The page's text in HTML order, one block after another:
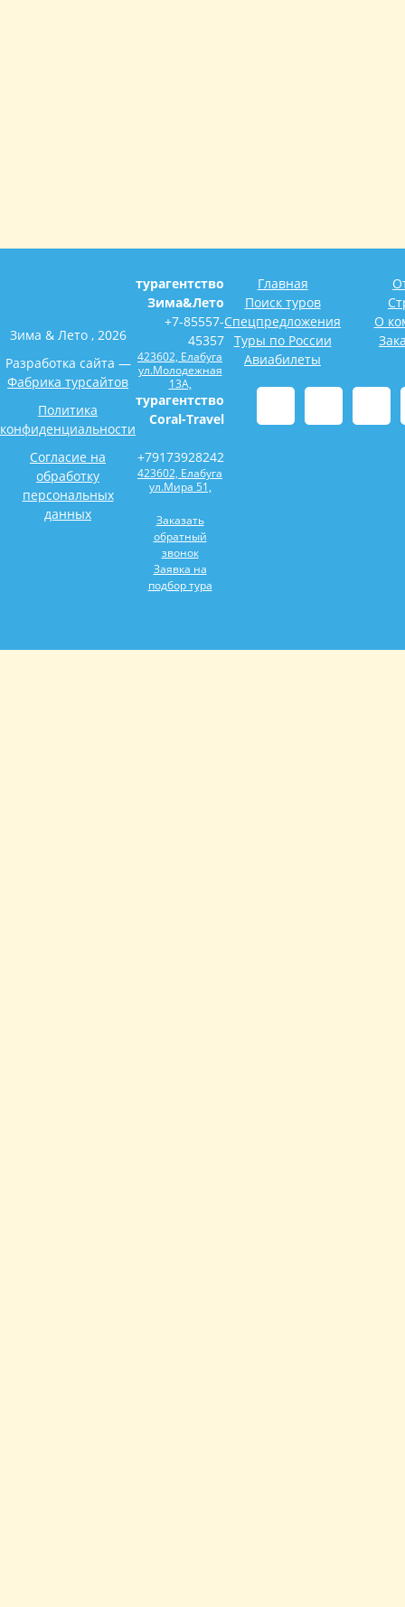
Зима & Лето , 2026
Разработка сайта —
Фабрика турсайтов
Политика
конфиденциальности
Согласие на
обработку
персональных
данных
Главная
Поиск туров
Спецпредложения
Туры по России
Авиабилеты
О
турагентство
Зима&Лето
+7-85557-
45357
423602, Елабуга
ул.Молодежная
13А,
турагентство
Coral-Travel
+79173928242
423602, Елабуга
ул.Мира 51,
Заказать
обратный
звонок
Заявка на
подбор тура